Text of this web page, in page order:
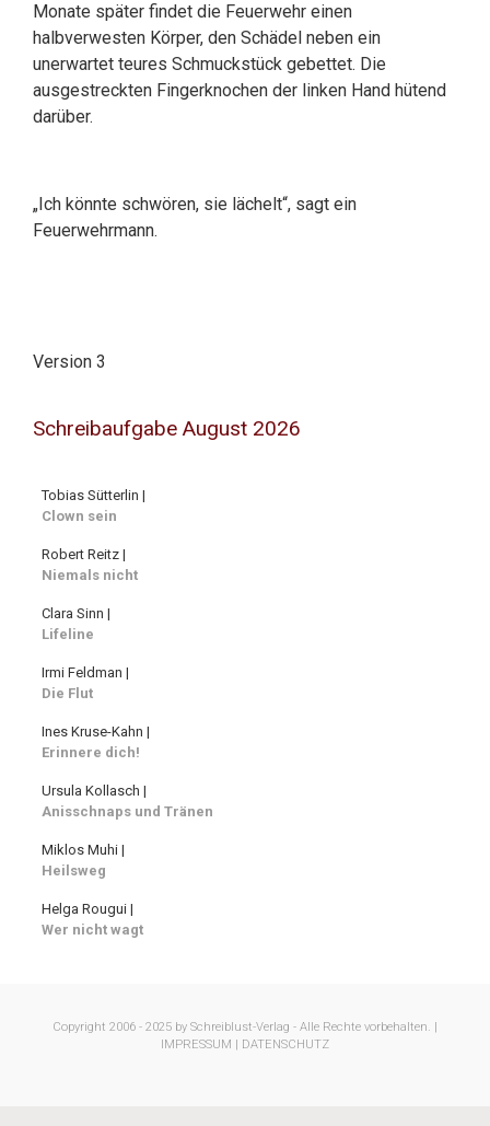
Monate später findet die Feuerwehr einen
halbverwesten Körper, den Schädel neben ein
unerwartet teures Schmuckstück gebettet. Die
ausgestreckten Fingerknochen der linken Hand hütend
darüber.
„Ich könnte schwören, sie lächelt“, sagt ein
Feuerwehrmann.
Version 3
Schreibaufgabe August 2026
Tobias Sütterlin |
Clown sein
Robert Reitz |
Niemals nicht
Clara Sinn |
Lifeline
Irmi Feldman |
Die Flut
Ines Kruse-Kahn |
Erinnere dich!
Ursula Kollasch |
Anisschnaps und Tränen
Miklos Muhi |
Heilsweg
Helga Rougui |
Wer nicht wagt
Copyright 2006 - 2025 by Schreiblust-Verlag - Alle Rechte vorbehalten. |
IMPRESSUM |
DATENSCHUTZ